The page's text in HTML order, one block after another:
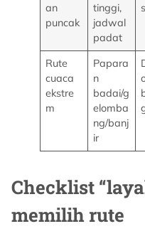
an
puncak
tinggi,
jadwal
padat
Rute
cuaca
ekstre
m
Papara
n
badai/g
elomba
ng/banj
ir
Checklist
memilih rute